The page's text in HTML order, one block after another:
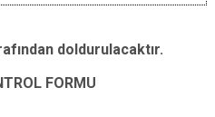
doldurulacaktır.
FORMU